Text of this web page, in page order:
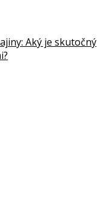
Aký je skutočný